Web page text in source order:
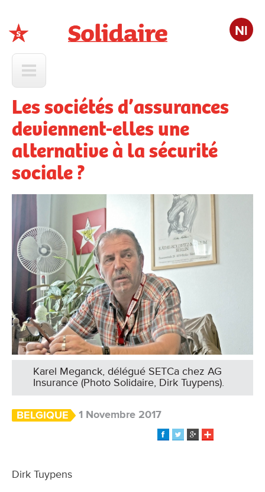
Nl
Les sociétés d’assurances
deviennent-elles une
alternative à la sécurité
sociale ?
Karel Meganck, délégué SETCa chez AG
Insurance (Photo Solidaire, Dirk Tuypens).
BELGIQUE 1 Novembre 2017
Dirk Tuypens